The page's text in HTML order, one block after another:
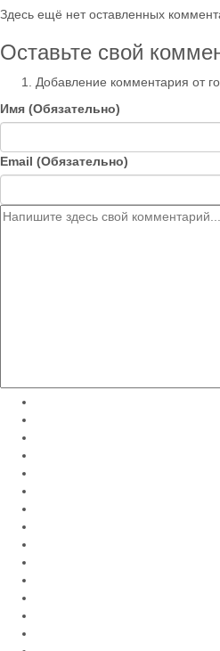
Здесь ещё нет оставленных
Оставьте свой
Добавление комментария от
Имя (Обязательно)
Email (Обязательно)